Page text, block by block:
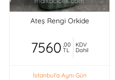
Ateş Rengi Orkide
7560 ,00
TL
KDV
Dahil
İstanbul'a Aynı Gün